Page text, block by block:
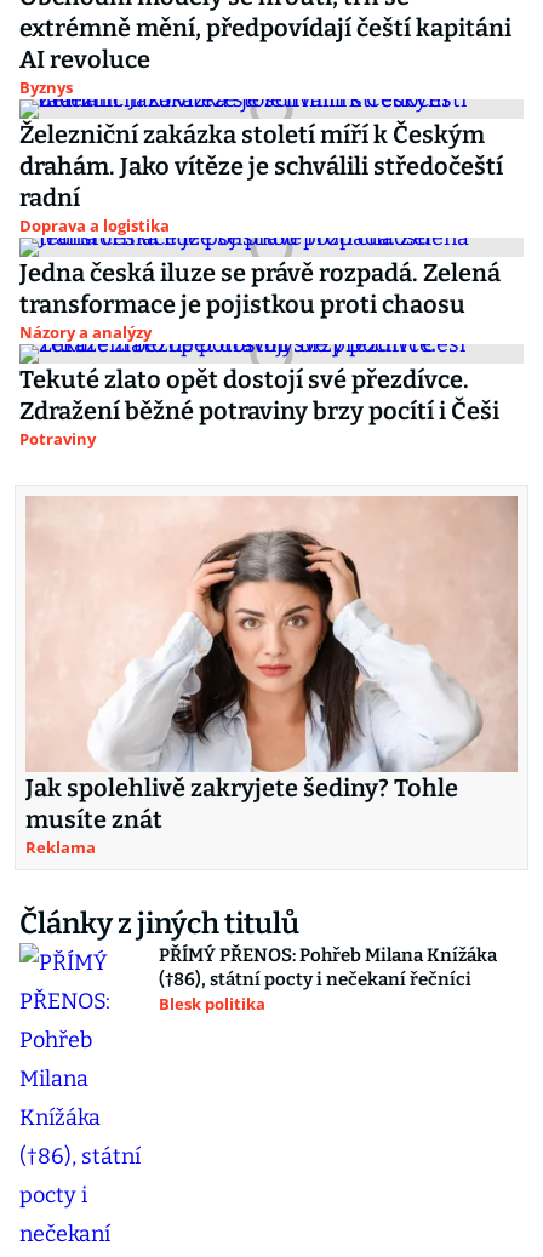
extrémně mění, předpovídají čeští kapitáni
AI revoluce
Byznys
Železniční zakázka století míří k Českým
drahám. Jako vítěze je schválili středočeští
radní
Doprava a logistika
Jedna česká iluze se právě rozpadá. Zelená
transformace je pojistkou proti chaosu
Názory a analýzy
Tekuté zlato opět dostojí své přezdívce.
Zdražení běžné potraviny brzy pocítí i Češi
Potraviny
Jak spolehlivě zakryjete šediny? Tohle
musíte znát
Reklama
Články z jiných titulů
PŘÍMÝ PŘENOS: Pohřeb Milana Knížáka
(†86), státní pocty i nečekaní řečníci
Blesk politika